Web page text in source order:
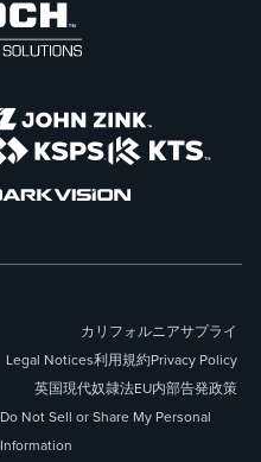
カリフォルニアサプライ
Legal Notices利用規約Privacy Policy
英国現代奴隷法EU内部告発政策
Do Not Sell or Share My Personal
Information